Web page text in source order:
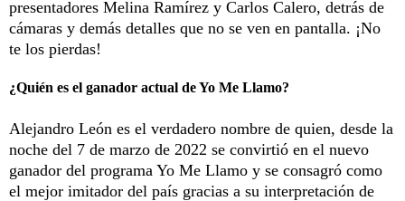
presentadores Melina Ramírez y Carlos Calero, detrás de
cámaras y demás detalles que no se ven en pantalla. ¡No
te los pierdas!
¿Quién es el ganador actual de Yo Me Llamo?
Alejandro León es el verdadero nombre de quien, desde la
noche del 7 de marzo de 2022 se convirtió en el nuevo
ganador del programa Yo Me Llamo y se consagró como
el mejor imitador del país gracias a su interpretación de